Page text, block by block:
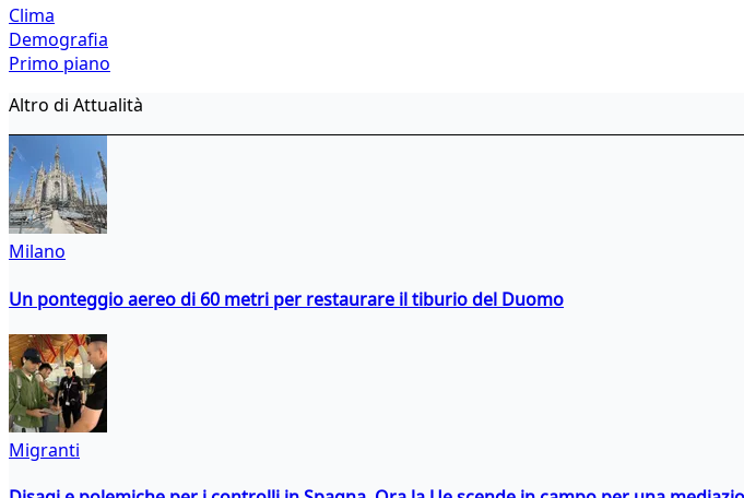
Clima
Demografia
Primo piano
Altro di Attualità
Milano
Un ponteggio aereo di 60 metri per restaurare il tiburio del Duomo
Migranti